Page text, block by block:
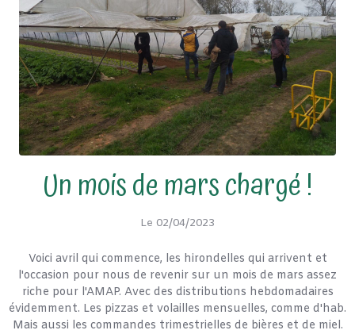
Un mois de mars chargé !
Le 02/04/2023
Voici avril qui commence, les hirondelles qui arrivent et
l'occasion pour nous de revenir sur un mois de mars assez
riche pour l'AMAP. Avec des distributions hebdomadaires
évidemment. Les pizzas et volailles mensuelles, comme d'hab.
Mais aussi les commandes trimestrielles de bières et de miel.